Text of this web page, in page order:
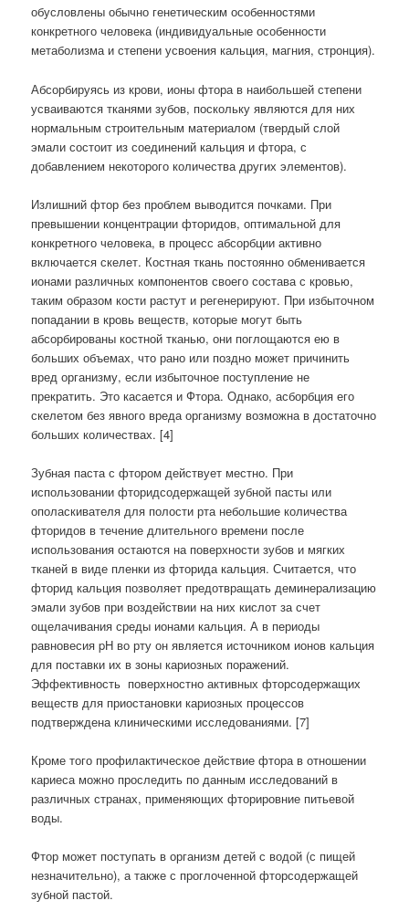
обусловлены обычно генетическим особенностями
конкретного человека (индивидуальные особенности
метаболизма и степени усвоения кальция, магния, стронция).
Абсорбируясь из крови, ионы фтора в наибольшей степени
усваиваются тканями зубов, поскольку являются для них
нормальным строительным материалом (твердый слой
эмали состоит из соединений кальция и фтора, с
добавлением некоторого количества других элементов).
Излишний фтор без проблем выводится почками. При
превышении концентрации фторидов, оптимальной для
конкретного человека, в процесс абсорбции активно
включается скелет. Костная ткань постоянно обменивается
ионами различных компонентов своего состава с кровью,
таким образом кости растут и регенерируют. При избыточном
попадании в кровь веществ, которые могут быть
абсорбированы костной тканью, они поглощаются ею в
больших объемах, что рано или поздно может причинить
вред организму, если избыточное поступление не
прекратить. Это касается и Фтора. Однако, асборбция его
скелетом без явного вреда организму возможна в достаточно
больших количествах. [4]
Зубная паста с фтором действует местно. При
использовании фторидсодержащей зубной пасты или
ополаскивателя для полости рта небольшие количества
фторидов в течение длительного времени после
использования остаются на поверхности зубов и мягких
тканей в виде пленки из фторида кальция. Считается, что
фторид кальция позволяет предотвращать деминерализацию
эмали зубов при воздействии на них кислот за счет
ощелачивания среды ионами кальция. А в периоды
равновесия pH во рту он является источником ионов кальция
для поставки их в зоны кариозных поражений.
Эффективность поверхностно активных фторсодержащих
веществ для приостановки кариозных процессов
подтверждена клиническими исследованиями. [7]
Кроме того профилактическое действие фтора в отношении
кариеса можно проследить по данным исследований в
различных странах, применяющих фторировние питьевой
воды.
Фтор может поступать в организм детей с водой (с пищей
незначительно), а также с проглоченной фторсодержащей
зубной пастой.